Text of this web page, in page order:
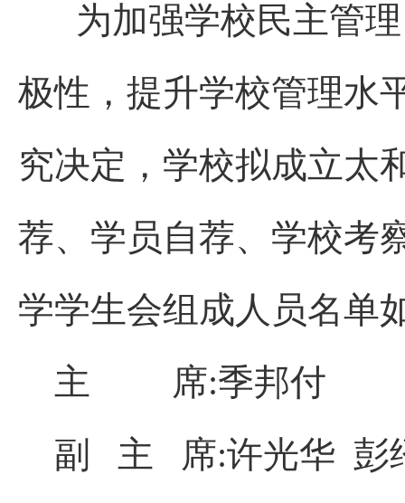
为加强学校民主管
极性，提升学校管理水
究决定，学校拟成立太
荐、学员自荐、学校考
学学生会组成人员名单
主 席:季邦付
副 主
席:许光华 彭